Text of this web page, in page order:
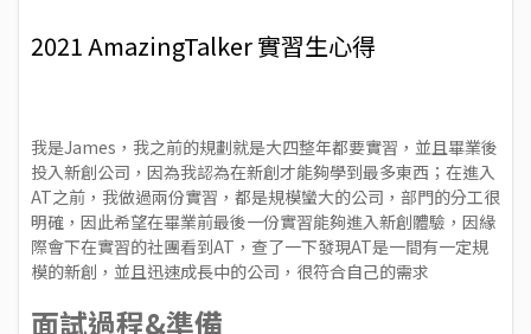
2021 AmazingTalker 實習生心得
我是James，我之前的規劃就是大四整年都要實習，並且畢業後
投入新創公司，因為我認為在新創才能夠學到最多東西；在進入
AT之前，我做過兩份實習，都是規模蠻大的公司，部門的分工很
明確，因此希望在畢業前最後一份實習能夠進入新創體驗，因緣
際會下在實習的社團看到AT，查了一下發現AT是一間有一定規
模的新創，並且迅速成長中的公司，很符合自己的需求
面試過程&準備